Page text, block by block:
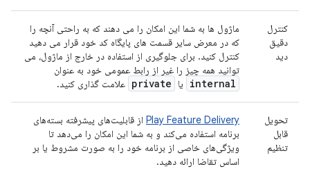
کنترل
دقیق
دید
ماژول ها به شما این امکان را می دهند که به راحتی آنچه را
که در معرض سایر قسمت های پایگاه کد خود قرار می دهید
کنترل کنید. برای جلوگیری از استفاده در خارج از ماژول، می
توانید همه چیز را غیر از رابط عمومی خود به عنوان
internal یا private علامت گذاری کنید.
تحویل
قابل
تنظیم
Play Feature Delivery از قابلیت‌های پیشرفته بسته‌های
برنامه استفاده می‌کند و به شما این امکان را می‌دهد تا
ویژگی‌های خاصی از برنامه خود را به صورت مشروط یا بر
اساس تقاضا ارائه دهید.